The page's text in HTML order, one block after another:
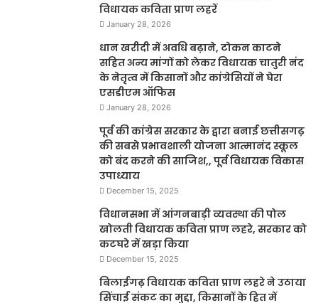
विधायक कविता प्राण लहरें
January 28, 2026
धान खरीदी में अवधि बढ़ाने, टोकन काटने
सहित अन्य मांगों को लेकर विधायक चातुरी नंद
के नेतृत्व में किसानों और कांग्रेसियों ने घेरा
एसडीएम ऑफिस
January 28, 2026
पूर्व की कांग्रेस सरकार के द्वारा बनाई छत्तीसगढ़
की सबसे प्रभावशाली योजना आत्मानंद स्कूल
को बंद करने की साजिश,, पूर्व विधायक विकास
उपाध्याय
December 15, 2025
विधानसभा में आंगनबाड़ी व्यवस्था की पोल
खोलती विधायक कविता प्राण लहरे, सरकार को
कटघरे में खड़ा किया
December 15, 2025
बिलाईगढ़ विधायक कविता प्राण लहरे ने उठाया
सिंचाई संकट का मुद्दा, किसानों के हित में